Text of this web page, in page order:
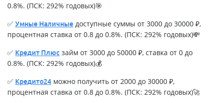
0.8%. (ПСК: 292% годовых)🎯
✅ Умные Наличные доступные суммы от 3000 до 30000 ₽,
процентная ставка от 0.8 до 0.8%. (ПСК: 292% годовых)💸
✅ Кредит Плюс займ от 3000 до 50000 ₽, ставка от 0 до
0.8%. (ПСК: 292% годовых)💰
✅ Кредито24 можно получить от 2000 до 30000 ₽,
процентная ставка от 0.8 до 0.8%. (ПСК: 292% годовых)🚀